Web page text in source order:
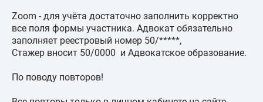
Zoom - для учёта достаточно заполнить корректно
все поля формы участника. Адвокат обязательно
заполняет реестровый номер 50/*****,
Стажер вносит 50/0000 и Адвокатское образование.
По поводу повторов!